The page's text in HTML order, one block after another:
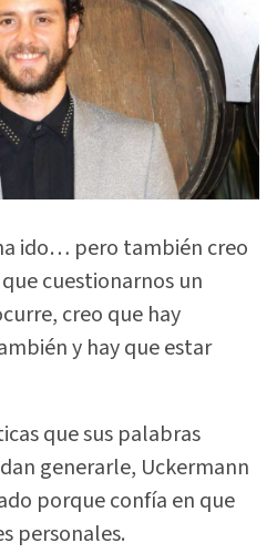
ido… pero también creo
cuestionarnos un
creo que hay
y hay que estar
que sus palabras
generarle, Uckermann
porque confía en que
personales.